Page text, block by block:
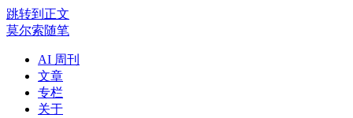
跳转到正文
莫尔索随笔
AI 周刊
文章
专栏
关于